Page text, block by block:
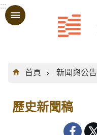
跳到主要內容區塊
:::
:::
首頁
新聞與公告
歷史新聞稿